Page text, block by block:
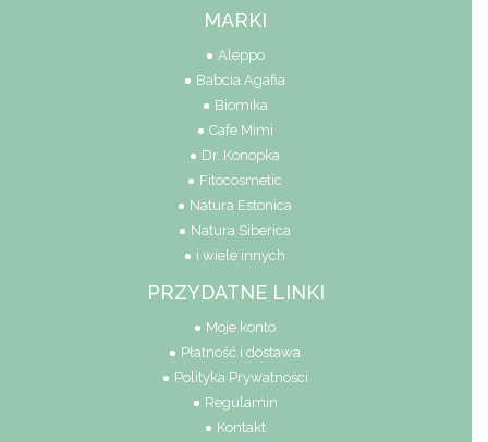
MARKI
Aleppo
Babcia Agafia
Biomika
Cafe Mimi
Dr. Konopka
Fitocosmetic
Natura Estonica
Natura Siberica
i wiele innych
PRZYDATNE LINKI
Moje konto
Płatność i dostawa
Polityka Prywatności
Regulamin
Kontakt